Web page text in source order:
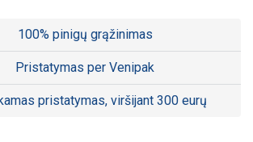
100% pinigų grąžinimas
Pristatymas per Venipak
pristatymas, viršijant 300 eurų